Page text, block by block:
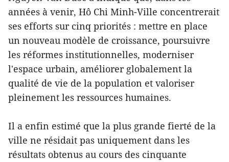
années à venir, Hô Chi Minh-Ville concentrerait
ses efforts sur cinq priorités : mettre en place
un nouveau modèle de croissance, poursuivre
les réformes institutionnelles, moderniser
l'espace urbain, améliorer globalement la
qualité de vie de la population et valoriser
pleinement les ressources humaines.
Il a enfin estimé que la plus grande fierté de la
ville ne résidait pas uniquement dans les
résultats obtenus au cours des cinquante